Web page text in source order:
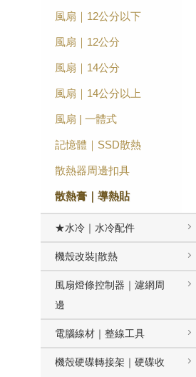
風扇｜12公分以下
風扇｜12公分
風扇｜14公分
風扇｜14公分以上
風扇 | 一體式
記憶體｜SSD散熱
散熱器周邊扣具
散熱膏｜導熱貼
★水冷｜水冷配件
機殼改裝|散熱
風扇燈條控制器｜濾網周
邊
電腦線材｜整線工具
機殼硬碟轉接架｜硬碟收